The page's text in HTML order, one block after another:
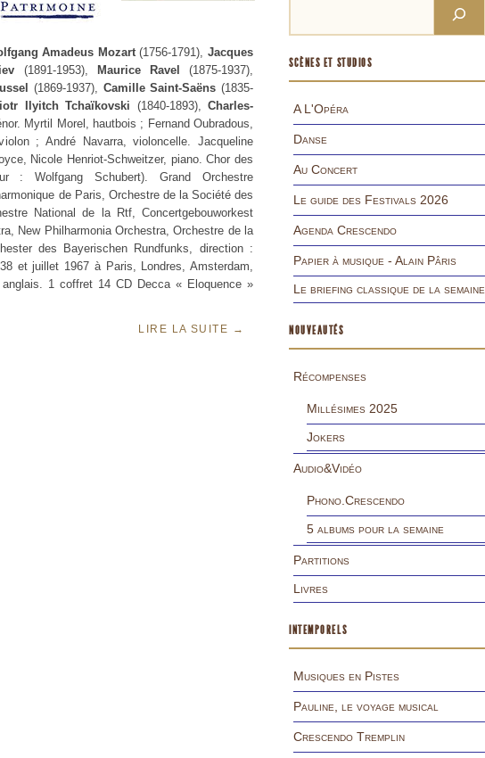
Amadeus Mozart(1756-1791), Jacques
(1891-1953), Maurice Ravel
(1875-1937),
(1869-1937), Camille Saint-Saëns (1835-
Ilyitch Tchaïkovski (1840-1893), Charles-
Myrtil Morel, hautbois ; Fernand Oubradous,
; André Navarra, violoncelle. Jacqueline
Nicole Henriot-Schweitzer, piano. Chor des
: Wolfgang Schubert). Grand Orchestre
de Paris, Orchestre de la Société des
National de la Rtf, Concertgebouworkest
New Philharmonia Orchestra, Orchestre de la
des Bayerischen Rundfunks, direction :
et juillet 1967 à Paris, Londres, Amsterdam,
1 coffret 14 CD Decca « Eloquence »
LIRE LA SUITE →
SCÈNES ET STUDIOS
A L'Opéra
Danse
Au Concert
Le guide des Festivals 2026
Agenda Crescendo
Papier à musique - Alain Pâris
Le briefing classique de la semaine
NOUVEAUTÉS
Récompenses
Millésimes 2025
Jokers
Audio&Vidéo
Phono.Crescendo
5 albums pour la semaine
Partitions
Livres
INTEMPORELS
Musiques en Pistes
Pauline, le voyage musical
Crescendo Tremplin